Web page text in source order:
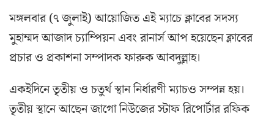
মঙ্গলবার (৭ জুলাই) আয়োজিত এই ম্যাচে ক্লাবের সদস্য
মুহাম্মদ আজাদ চ্যাম্পিয়ন এবং রানার্স আপ হয়েছেন ক্লাবের
প্রচার ও প্রকাশনা সম্পাদক ফারুক আবদুল্লাহ।
একইদিনে তৃতীয় ও চতুর্থ স্থান নির্ধারণী ম্যাচও সম্পন্ন হয়।
তৃতীয় স্থানে আছেন জাগো নিউজের স্টাফ রিপোর্টার রফিক